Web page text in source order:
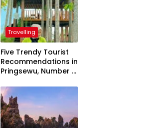
Travelling
Five Trendy Tourist
Recommendations in
Pringsewu, Number 3
President